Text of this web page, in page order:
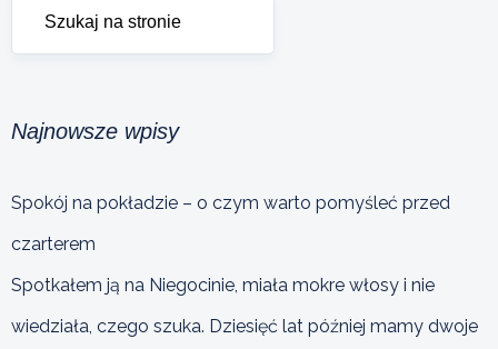
Najnowsze wpisy
Spokój na pokładzie – o czym warto pomyśleć przed
czarterem
Spotkałem ją na Niegocinie, miała mokre włosy i nie
wiedziała, czego szuka. Dziesięć lat później mamy dwoje